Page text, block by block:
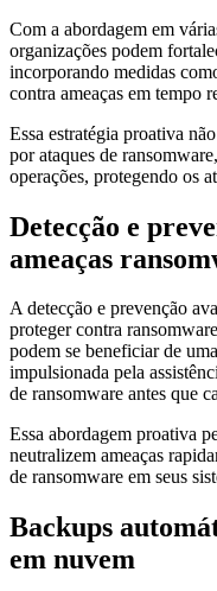
Com a abordagem em
organizações podem
incorporando medidas
contra ameaças em tempo
Essa estratégia proativa
por ataques de
operações, protegendo os
Detecção e
ameaças
A detecção e prevenção
proteger contra
podem se beneficiar de
impulsionada pela
de ransomware antes que
Essa abordagem proativa
neutralizem ameaças
de ransomware em seus
Backups
em nuvem